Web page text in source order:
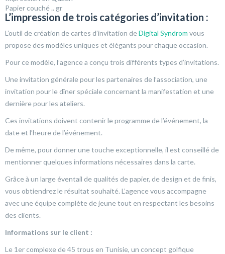
Papier couché .. gr
L’impression de trois catégories d’invitation :
L’outil de création de cartes d’invitation deDigital Syndrom vous
propose des modèles uniques et élégants pour chaque occasion.
Pour ce modèle, l’agence a conçu trois différents types d’invitations.
Une invitation générale pour les partenaires de l’association, une
invitation pour le dîner spéciale concernant la manifestation et une
dernière pour les ateliers.
Ces invitations doivent contenir le programme de l’événement, la
date et l’heure de l’événement.
De même, pour donner une touche exceptionnelle, il est conseillé de
mentionner quelques informations nécessaires dans la carte.
Grâce à un large éventail de qualités de papier, de design et de finis,
vous obtiendrez le résultat souhaité. L’agence vous accompagne
avec une équipe complète de jeune tout en respectant les besoins
des clients.
Informations sur le client :
Le 1er complexe de 45 trous en Tunisie, un concept golfique